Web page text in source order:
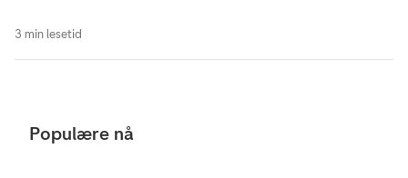
3 min lesetid
Populære nå